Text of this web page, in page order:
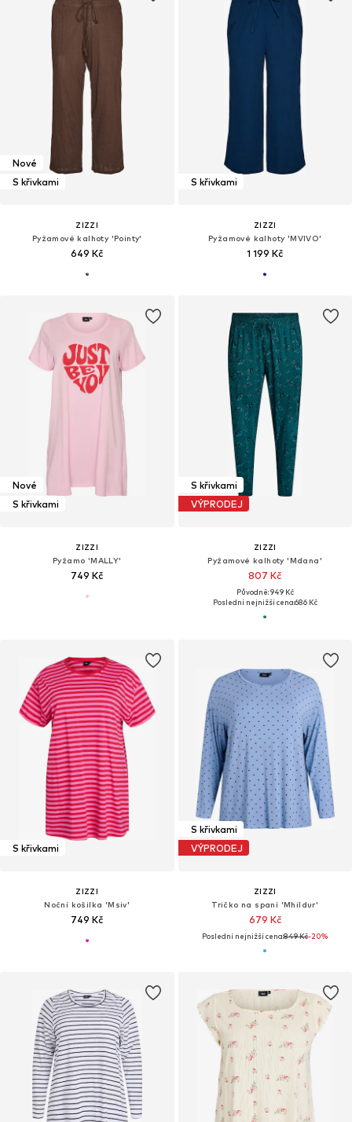
Nové
S křivkami
ZIZZI
Pyžamové kalhoty 'Pointy'
649 Kč
S křivkami
ZIZZI
Pyžamové kalhoty 'MVIVO'
1 199 Kč
Nové
S křivkami
ZIZZI
Pyžamo 'MALLY'
749 Kč
S křivkami
VÝPRODEJ
ZIZZI
Pyžamové kalhoty 'Mdana'
807 Kč
Původně: 949 Kč
Poslední nejnižší cena:686 Kč
S křivkami
ZIZZI
Noční košilka 'Msiv'
749 Kč
S křivkami
VÝPRODEJ
ZIZZI
Tričko na spaní 'Mhildur'
679 Kč
Poslední nejnižší cena:849 Kč-20%